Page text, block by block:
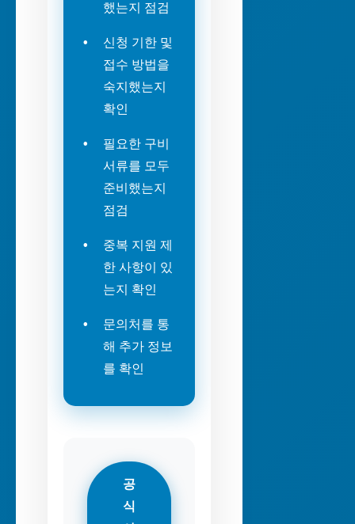
했는지 점검
신청 기한 및
접수 방법을
숙지했는지
확인
필요한 구비
서류를 모두
준비했는지
점검
중복 지원 제
한 사항이 있
는지 확인
문의처를 통
해 추가 정보
를 확인
공
식